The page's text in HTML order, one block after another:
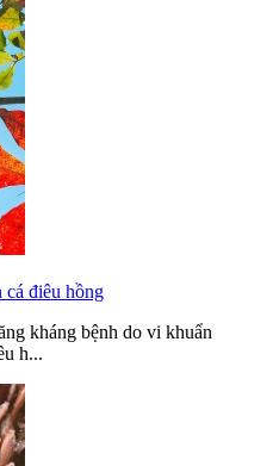
cá điêu hồng
kháng bệnh do vi khuẩn
h...